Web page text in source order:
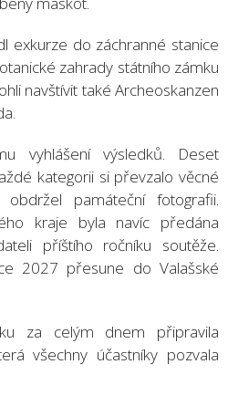
exkurze do záchranné stanice
zahrady státního zámku
navštívit také Archeoskanzen
vyhlášení výsledků. Deset
kategorii si převzalo věcné
památeční fotografii.
kraje byla navíc předána
příštího ročníku soutěže.
2027 přesune do Valašské
za celým dnem připravila
všechny účastníky pozvala